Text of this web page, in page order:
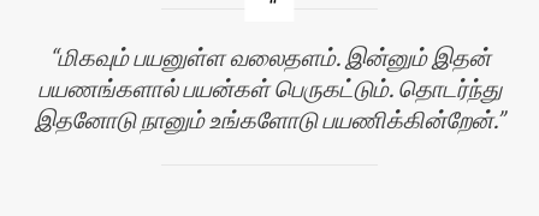
மிகவும் பயனுள்ள வலைதளம். இன்னும் இதன்
பயணங்களால் பயன்கள் பெருகட்டும். தொடர்ந்து
இதனோடு நானும் உங்களோடு பயணிக்கின்றேன்.